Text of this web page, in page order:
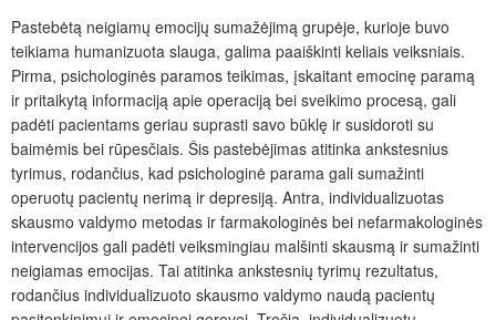
Pastebėtą neigiamų emocijų sumažėjimą grupėje, kurioje buvo
teikiama humanizuota slauga, galima paaiškinti keliais veiksniais.
Pirma, psichologinės paramos teikimas, įskaitant emocinę paramą
ir pritaikytą informaciją apie operaciją bei sveikimo procesą, gali
padėti pacientams geriau suprasti savo būklę ir susidoroti su
baimėmis bei rūpesčiais. Šis pastebėjimas atitinka ankstesnius
tyrimus, rodančius, kad psichologinė parama gali sumažinti
operuotų pacientų nerimą ir depresiją. Antra, individualizuotas
skausmo valdymo metodas ir farmakologinės bei nefarmakologinės
intervencijos gali padėti veiksmingiau malšinti skausmą ir sumažinti
neigiamas emocijas. Tai atitinka ankstesnių tyrimų rezultatus,
rodančius individualizuoto skausmo valdymo naudą pacientų